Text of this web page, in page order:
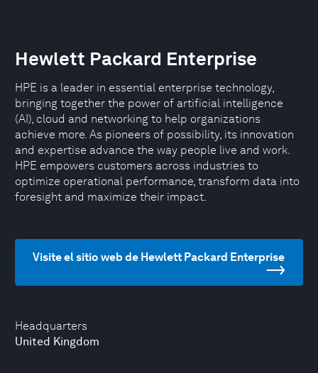
Headquarters
United Kingdom
Hewlett Packard Enterprise
HPE is a leader in essential enterprise technology,
bringing together the power of artificial intelligence
(AI), cloud and networking to help organizations
achieve more. As pioneers of possibility, its innovation
and expertise advance the way people live and work.
HPE empowers customers across industries to
optimize operational performance, transform data into
foresight and maximize their impact.
Visite el sitio web de Hewlett Packard Enterprise